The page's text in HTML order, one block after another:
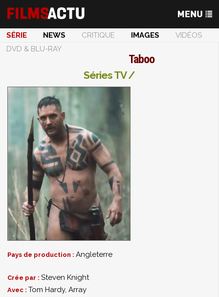
SÉRIE NEWS CRITIQUE IMAGES
VIDÉOS
DVD & BLU-RAY
Taboo
Séries TV /
Pays de production : Angleterre
Crée par : Steven Knight
Avec : Tom Hardy, Array